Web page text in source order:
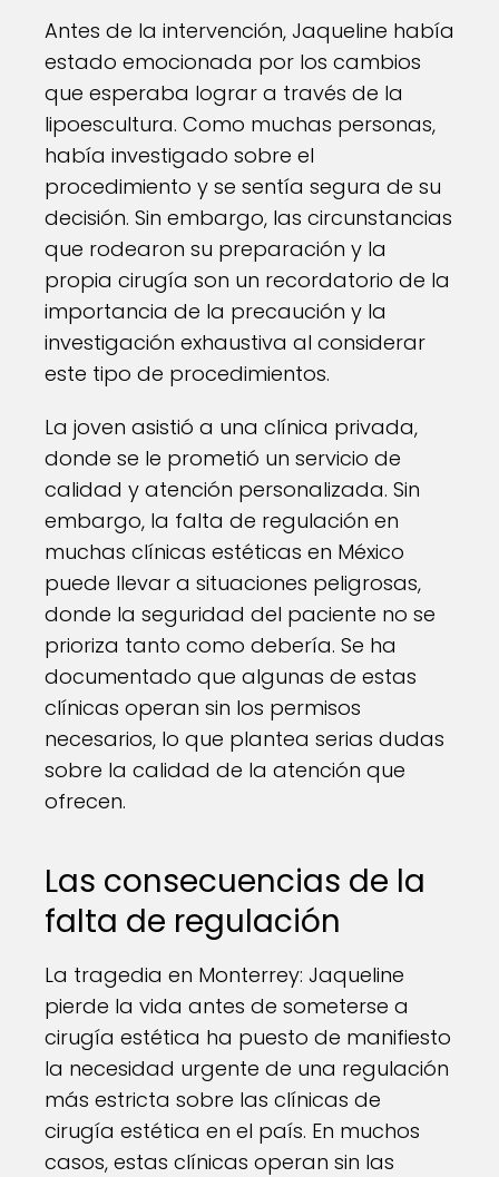
Antes de la intervención, Jaqueline había
estado emocionada por los cambios
que esperaba lograr a través de la
lipoescultura. Como muchas personas,
había investigado sobre el
procedimiento y se sentía segura de su
decisión. Sin embargo, las circunstancias
que rodearon su preparación y la
propia cirugía son un recordatorio de la
importancia de la precaución y la
investigación exhaustiva al considerar
este tipo de procedimientos.
La joven asistió a una clínica privada,
donde se le prometió un servicio de
calidad y atención personalizada. Sin
embargo, la falta de regulación en
muchas clínicas estéticas en México
puede llevar a situaciones peligrosas,
donde la seguridad del paciente no se
prioriza tanto como debería. Se ha
documentado que algunas de estas
clínicas operan sin los permisos
necesarios, lo que plantea serias dudas
sobre la calidad de la atención que
ofrecen.
Las consecuencias de la
falta de regulación
La tragedia en Monterrey: Jaqueline
pierde la vida antes de someterse a
cirugía estética ha puesto de manifiesto
la necesidad urgente de una regulación
más estricta sobre las clínicas de
cirugía estética en el país. En muchos
casos, estas clínicas operan sin las